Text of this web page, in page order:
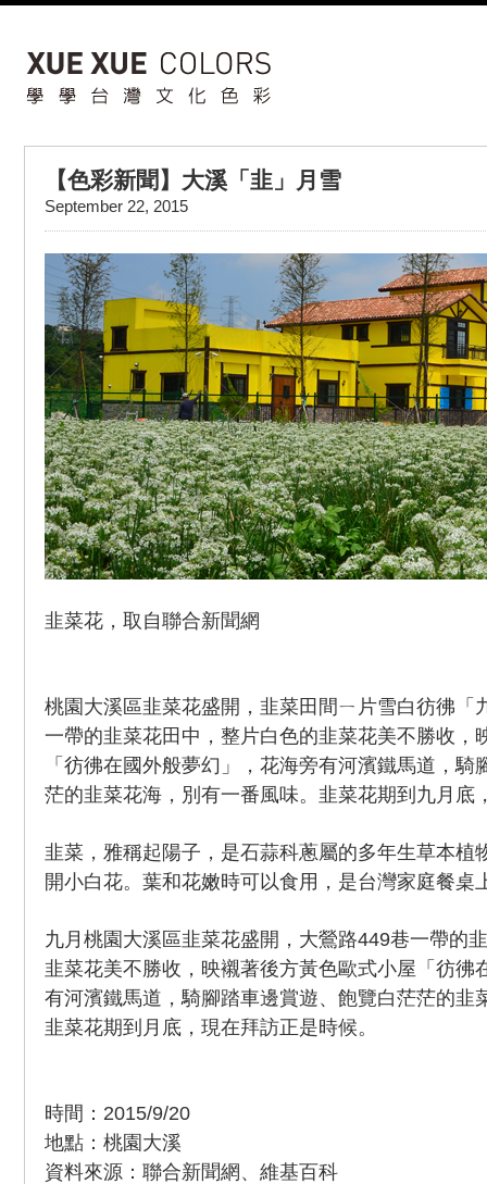
【色彩新聞】大溪「韭」月雪
September 22, 2015
韭菜花，取自聯合新聞網
桃園大溪區韭菜花盛開，韭菜田間ㄧ片雪白彷彿「
一帶的韭菜花田中，整片白色的韭菜花美不勝收，
「彷彿在國外般夢幻」，花海旁有河濱鐵馬道，
茫的韭菜花海，別有一番風味。韭菜花期到九月底
韭菜，雅稱起陽子，是石蒜科蔥屬的多年生草本植
開小白花。葉和花嫩時可以食用，是台灣家庭餐桌
九月桃園大溪區韭菜花盛開，大鶯路449巷一帶的
韭菜花美不勝收，映襯著後方黃色歐式小屋「彷彿
有河濱鐵馬道，騎腳踏車邊賞遊、飽覽白茫茫的韭
韭菜花期到月底，現在拜訪正是時候。
時間：2015/9/20
地點：桃園大溪
資料來源：聯合新聞網、維基百科